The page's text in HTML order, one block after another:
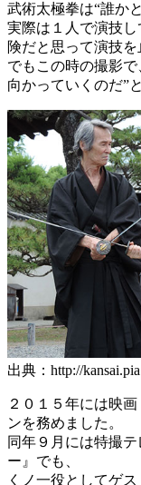
武術太極拳は“誰か
実際は１人で演技
険だと思って演技を
でもこの時の撮影
向かっていくのだ”
出典：http://
２０１５年には映
ンを務めました。
同年９月には特撮
ー』でも、
くノ一役としてゲス